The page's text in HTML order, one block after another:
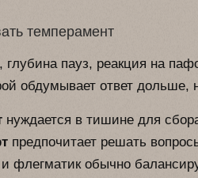
темперамент
глубина пауз, реакция на
обдумывает ответ дольше,
нуждается в тишине для
предпочитает решать
и флегматик обычно